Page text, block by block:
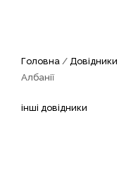
Головна / Довідники
Албанії
інші довідники